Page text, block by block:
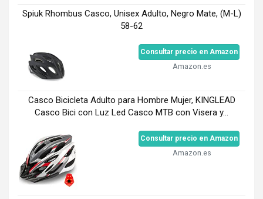
Spiuk Rhombus Casco, Unisex Adulto, Negro Mate, (M-L)
58-62
Consultar precio en Amazon
Amazon.es
Casco Bicicleta Adulto para Hombre Mujer, KINGLEAD
Casco Bici con Luz Led Casco MTB con Visera y...
Consultar precio en Amazon
Amazon.es